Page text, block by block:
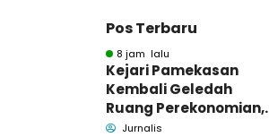
Pos Terbaru
8 jam lalu
Kejari Pamekasan
Kembali Geledah
Ruang Perekonomian,
Pidsus: Tunggu Saja!
Jurnalis